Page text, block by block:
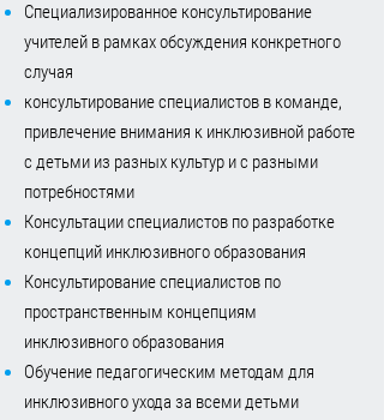
Специализированное консультирование
учителей в рамках обсуждения конкретного
случая
консультирование специалистов в команде,
привлечение внимания к инклюзивной работе
с детьми из разных культур и с разными
потребностями
Консультации специалистов по разработке
концепций инклюзивного образования
Консультирование специалистов по
пространственным концепциям
инклюзивного образования
Обучение педагогическим методам для
инклюзивного ухода за всеми детьми